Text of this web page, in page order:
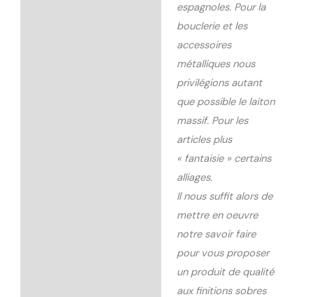
espagnoles. Pour la
bouclerie et les
accessoires
métalliques nous
privilégions autant
que possible le laiton
massif. Pour les
articles plus
« fantaisie » certains
alliages.
Il nous suffit alors de
mettre en oeuvre
notre savoir faire
pour vous proposer
un produit de qualité
aux finitions sobres